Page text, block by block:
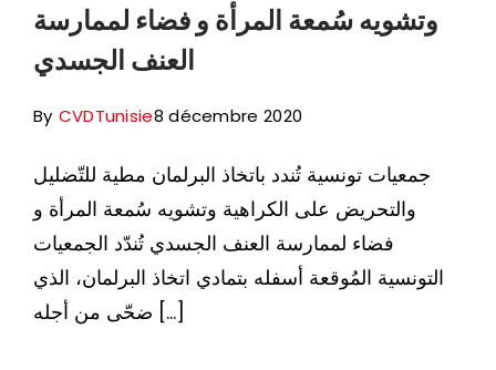
وتشويه سُمعة المرأة و فضاء لممارسة
العنف الجسدي
By CVDTunisie8 décembre 2020
جمعيات تونسية تُندد باتخاذ البرلمان مطية للتّضليل
والتحريض على الكراهية وتشويه سُمعة المرأة و
فضاء لممارسة العنف الجسدي تُندّد الجمعيات
التونسية المُوقعة أسفله بتمادي اتخاذ البرلمان، الذي
ضحّى من أجله […]